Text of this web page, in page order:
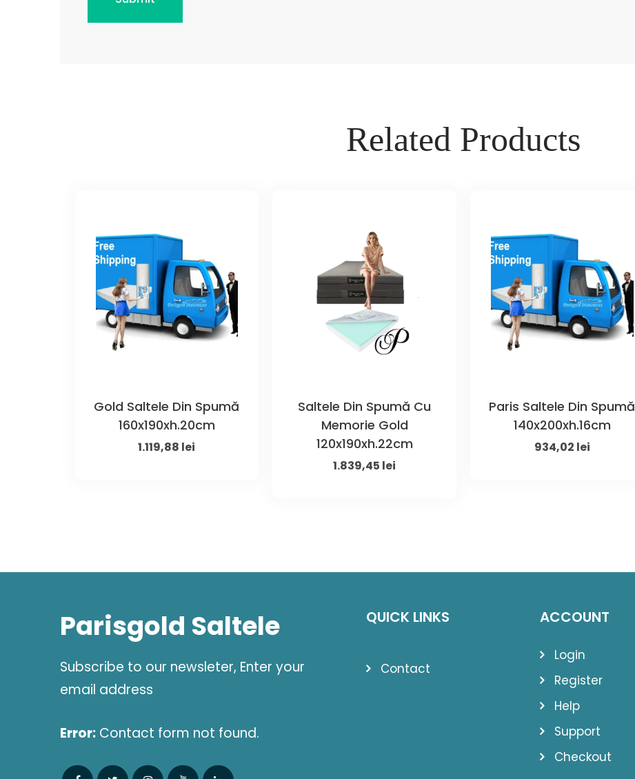
Related Products
Gold Saltele Din Spumă
160x190xh.20cm
Original
1.119,88 lei
Saltele Din Spumă Cu
Memorie Gold
120x190xh.22cm
Original
1.839,45 lei
Paris Saltele Din Spumă
140x200xh.16cm
Original
934,02 leiCurrent
Parisgold Saltele
Subscribe to our newsleter, Enter your
email address
Error: Contact form not found.
QUICK LINKS
Contact
ACCOUNT
Login
Register
Help
Support
Checkout